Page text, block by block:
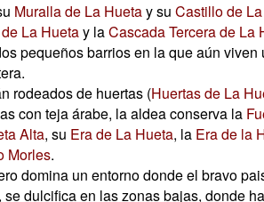
Muralla de La Huetay su Castillo de
La Huetay laCascada Tercera de La
pequeños barrios en la que aún
rodeados de huertas (Huertas de La
con teja árabe, la aldea conserva la
Alta, su Era de La Hueta, la Era de la
Morles.
domina un entorno donde el bravo
dulcifica en las zonas bajas, donde